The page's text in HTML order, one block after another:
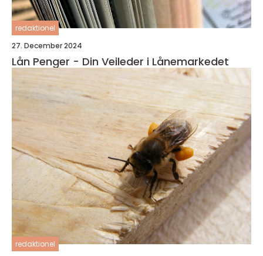
redaktionel
27. December 2024
Lån Penger - Din Veileder i Lånemarkedet
redaktionel